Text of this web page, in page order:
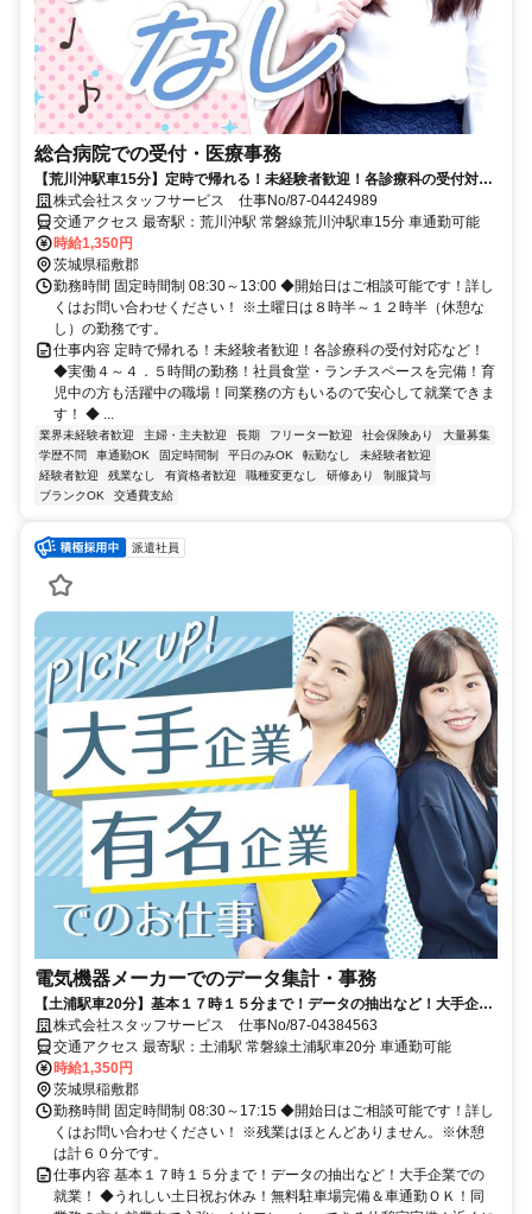
総合病院での受付・医療事務
【荒川沖駅車15分】定時で帰れる！未経験者歓迎！各診療科の受付対応
など！
株式会社スタッフサービス 仕事No/87-04424989
交通アクセス 最寄駅：荒川沖駅 常磐線荒川沖駅車15分 車通勤可能
時給1,350円
茨城県稲敷郡
勤務時間 固定時間制 08:30～13:00 ◆開始日はご相談可能です！詳し
くはお問い合わせください！ ※土曜日は８時半～１２時半（休憩な
し）の勤務です。
仕事内容 定時で帰れる！未経験者歓迎！各診療科の受付対応など！
◆実働４～４．５時間の勤務！社員食堂・ランチスペースを完備！育
児中の方も活躍中の職場！同業務の方もいるので安心して就業できま
す！ ◆ ...
業界未経験者歓迎 主婦・主夫歓迎 長期 フリーター歓迎 社会保険あり
大量募集
学歴不問
車通勤OK 固定時間制 平日のみOK 転勤なし
未経験者歓迎
経験者歓迎
残業なし 有資格者歓迎 職種変更なし 研修あり
制服貸与
ブランクOK
交通費支給
派遣社員
電気機器メーカーでのデータ集計・事務
【土浦駅車20分】基本１７時１５分まで！データの抽出など！大手企業
での就業！
株式会社スタッフサービス 仕事No/87-04384563
交通アクセス 最寄駅：土浦駅 常磐線土浦駅車20分 車通勤可能
時給1,350円
茨城県稲敷郡
勤務時間 固定時間制 08:30～17:15 ◆開始日はご相談可能です！詳し
くはお問い合わせください！ ※残業はほとんどありません。※休憩
は計６０分です。
仕事内容 基本１７時１５分まで！データの抽出など！大手企業での
就業！ ◆うれしい土日祝お休み！無料駐車場完備＆車通勤ＯＫ！同